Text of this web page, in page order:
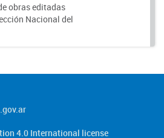
obras editadas
Nacional del
4.0 International license